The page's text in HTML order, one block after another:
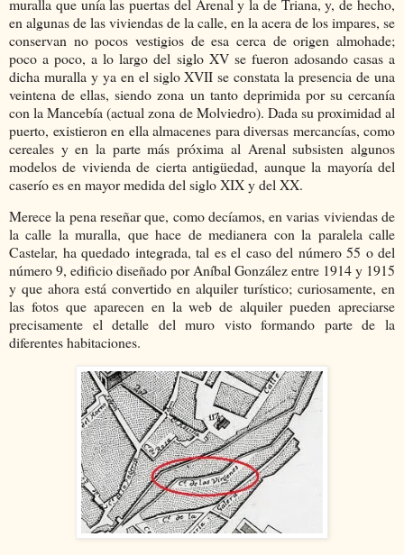
en algunas de las viviendas de la calle, en la acera de los impares, se
conservan no pocos vestigios de esa cerca de origen almohade;
poco a poco, a lo largo del siglo XV se fueron adosando casas a
dicha muralla y ya en el siglo XVII se constata la presencia de una
veintena de ellas, siendo zona un tanto deprimida por su cercanía
con la Mancebía (actual zona de Molviedro). Dada su proximidad al
puerto, existieron en ella almacenes para diversas mercancías, como
cereales y en la parte más próxima al Arenal subsisten algunos
modelos de vivienda de cierta antigüedad, aunque la mayoría del
caserío es en mayor medida del siglo XIX y del XX.
Merece la pena reseñar que, como decíamos, en varias viviendas de
la calle la muralla, que hace de medianera con la paralela calle
Castelar, ha quedado integrada, tal es el caso del número 55 o del
número 9, edificio diseñado por Aníbal González entre 1914 y 1915
y que ahora está convertido en alquiler turístico; curiosamente, en
las fotos que aparecen en la web de alquiler pueden apreciarse
precisamente el detalle del muro visto formando parte de la
diferentes habitaciones.